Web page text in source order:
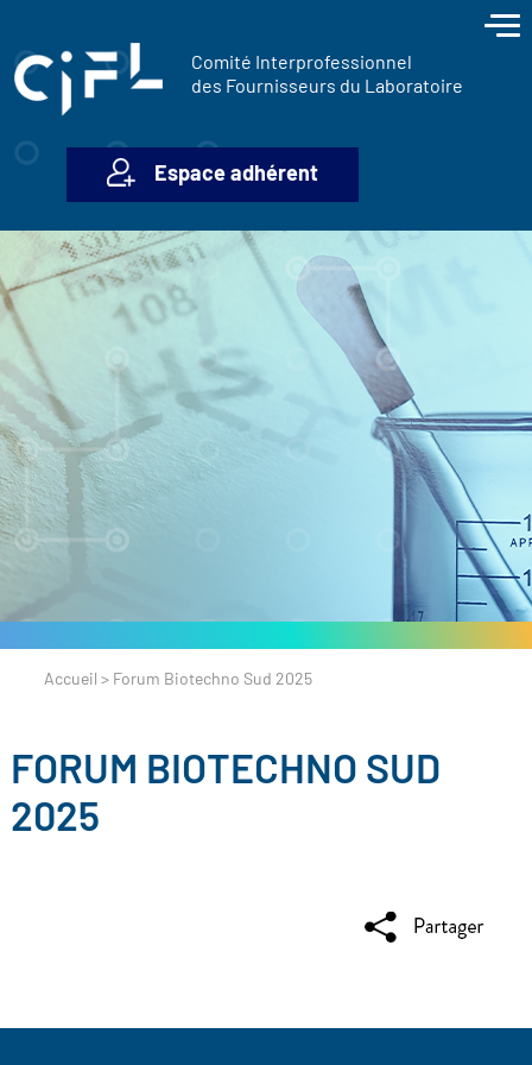
Comité Interprofessionnel
des Fournisseurs du Laboratoire
Espace adhérent
Accueil > Forum Biotechno Sud 2025
FORUM BIOTECHNO SUD
2025